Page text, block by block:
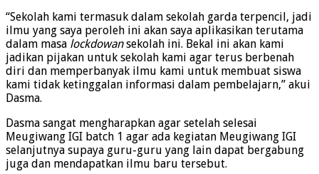
“Sekolah kami termasuk dalam sekolah garda terpencil, jadi
ilmu yang saya peroleh ini akan saya aplikasikan terutama
dalam masa lockdowansekolah ini. Bekal ini akan kami
jadikan pijakan untuk sekolah kami agar terus berbenah
diri dan memperbanyak ilmu kami untuk membuat siswa
kami tidak ketinggalan informasi dalam pembelajarn,” akui
Dasma.
Dasma sangat mengharapkan agar setelah selesai
Meugiwang IGI batch 1 agar ada kegiatan Meugiwang IGI
selanjutnya supaya guru-guru yang lain dapat bergabung
juga dan mendapatkan ilmu baru tersebut.